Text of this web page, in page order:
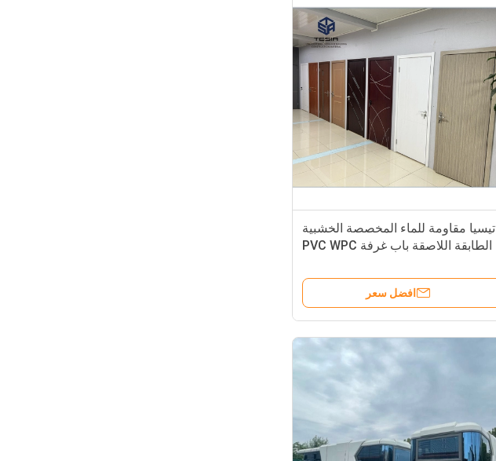
تيسيا مقاومة للماء المخصصة الخشبية
الطابقة اللاصقة باب غرفة PVC WPC
افضل سعر